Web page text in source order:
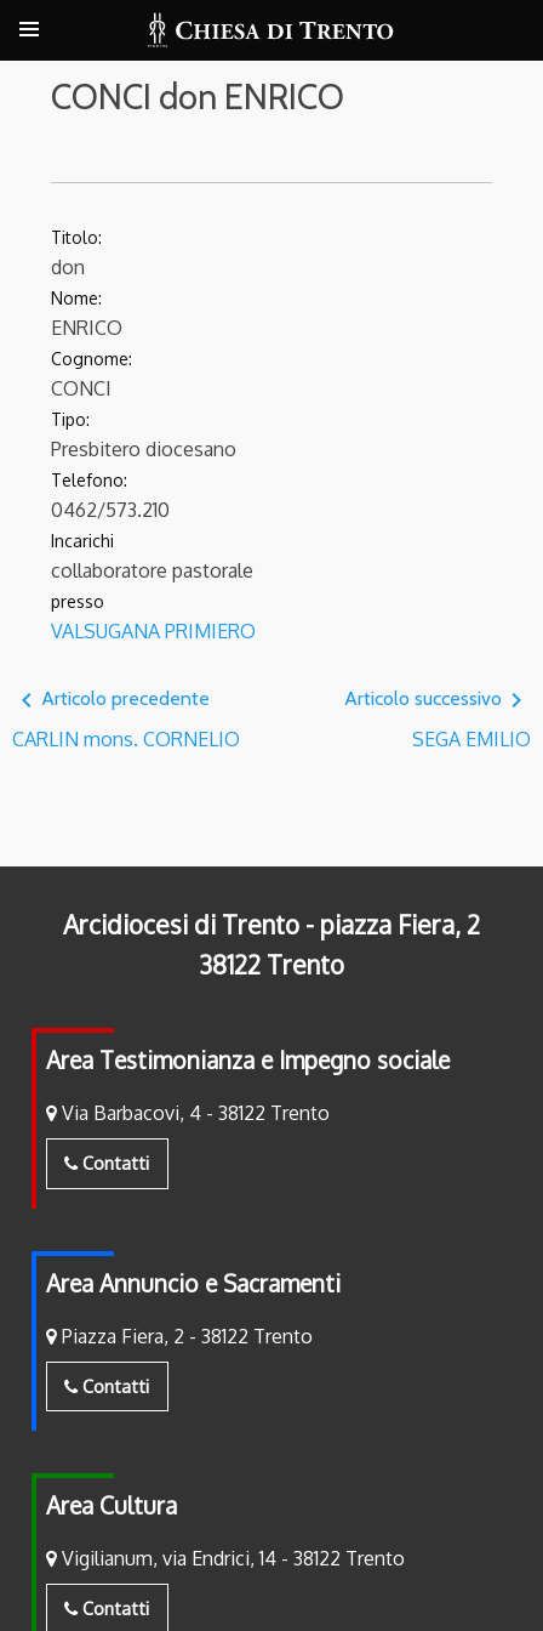
CONCI don ENRICO
Titolo:
don
Nome:
ENRICO
Cognome:
CONCI
Tipo:
Presbitero diocesano
Telefono:
0462/573.210
Incarichi
collaboratore pastorale
presso
VALSUGANA PRIMIERO
navigate_before Articolo precedente
CARLIN mons. CORNELIO
Articolo successivo navigate_next
SEGA EMILIO
Arcidiocesi di Trento - piazza Fiera, 2
38122 Trento
Area Testimonianza e Impegno sociale
Via Barbacovi, 4 - 38122 Trento
Contatti
Area Annuncio e Sacramenti
Piazza Fiera, 2 - 38122 Trento
Contatti
Area Cultura
Vigilianum, via Endrici, 14 - 38122 Trento
Contatti